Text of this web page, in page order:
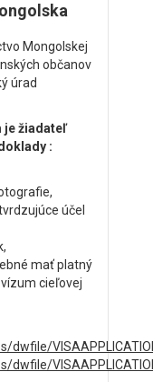
Mongolskej
občanov
úrad
je žiadateľ
:
účel
mať platný
cieľovej